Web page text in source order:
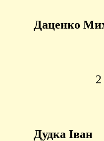
Даценко
Дудка Іван